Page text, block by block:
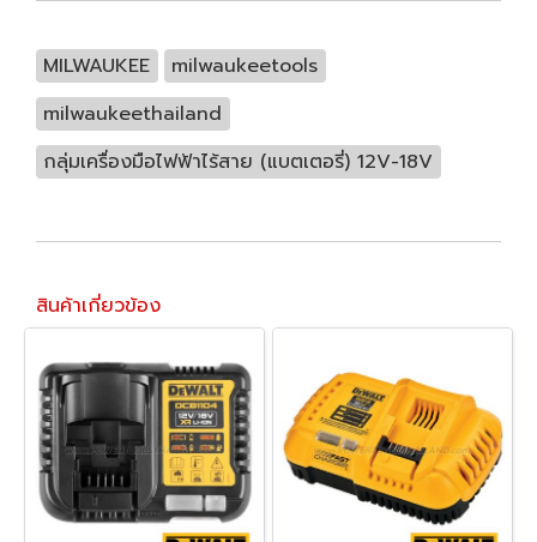
MILWAUKEE
milwaukeetools
milwaukeethailand
กลุ่มเครื่องมือไฟฟ้าไร้สาย (แบตเตอรี่) 12V-18V
สินค้าเกี่ยวข้อง